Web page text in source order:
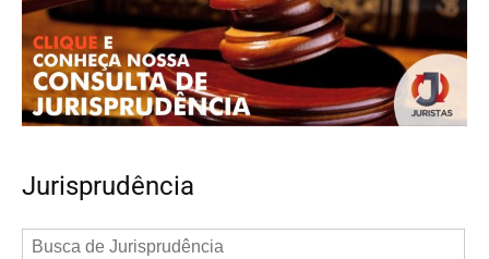
Jurisprudência